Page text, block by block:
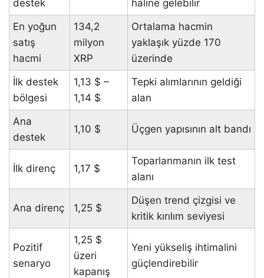
destek
haline gelebilir
En yoğun
satış
hacmi
134,2
milyon
XRP
Ortalama hacmin
yaklaşık yüzde 170
üzerinde
İlk destek
bölgesi
1,13 $ –
1,14 $
Tepki alımlarının geldiği
alan
Ana
destek
1,10 $ Üçgen yapısının alt bandı
İlk direnç 1,17 $
Toparlanmanın ilk test
alanı
Ana direnç 1,25 $
Düşen trend çizgisi ve
kritik kırılım seviyesi
Pozitif
senaryo
1,25 $
üzeri
kapanış
Yeni yükseliş ihtimalini
güçlendirebilir